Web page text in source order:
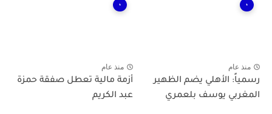
،
منذ عام
رسمياً: الأهلي يضم الظهير
المغربي يوسف بلعمري
،
منذ عام
أزمة مالية تعطل صفقة حمزة
عبد الكريم